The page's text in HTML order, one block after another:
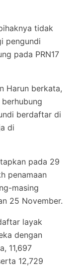
tidak
pengundi
pada PRN17
Harun berkata,
berdaftar di
di
pada 29
penamaan
masing
25 November.
layak
dengan
11,697
12,729